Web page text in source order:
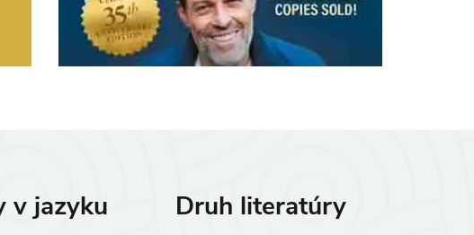
v jazyku Druh literatúry